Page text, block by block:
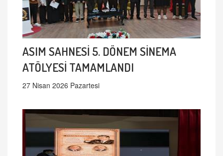
ASIM SAHNESİ 5. DÖNEM SİNEMA
ATÖLYESİ TAMAMLANDI
27 Nisan 2026 Pazartesi